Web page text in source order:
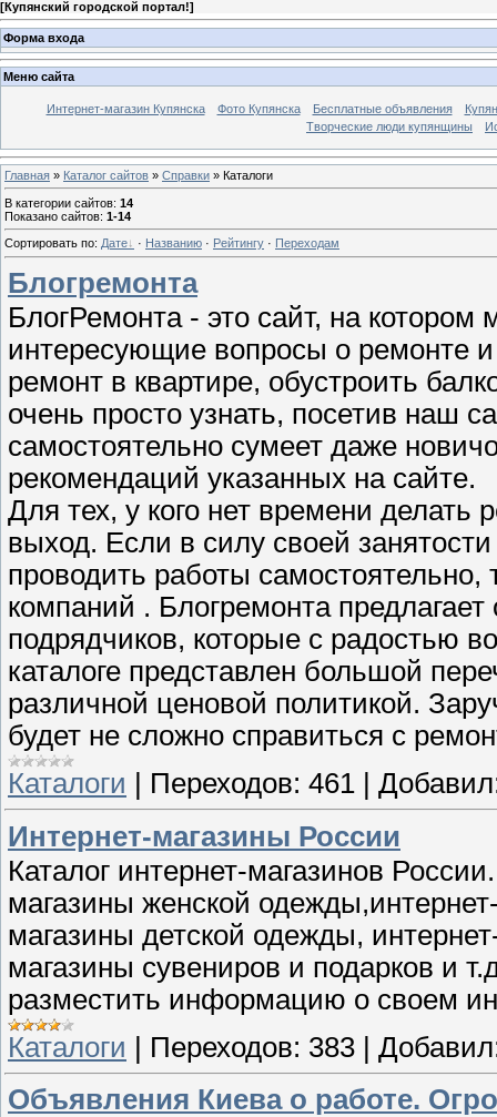
[Купянский городской портал!]
Форма входа
Меню сайта
Интернет-магазин Купянска Фото Купянска Бесплатные объявления
Творческие люди купянщины
Главная » Каталог сайтов » Справки » Каталоги
В категории сайтов: 14
Показано сайтов: 1-14
Сортировать по: Дате · Названию · Рейтингу · Переходам
Блогремонта
БлогРемонта - это сайт, на
интересующие вопросы о ремонте и
ремонт в квартире, обустроить
очень просто узнать, посетив наш
самостоятельно сумеет даже
рекомендаций указанных на сайте.
Для тех, у кого нет времени
выход. Если в силу своей
проводить работы
компаний . Блогремонта
подрядчиков, которые с радостью
каталоге представлен большой
различной ценовой политикой.
будет не сложно справиться с
Каталоги
Переходов: 461
Интернет-магазины России
Каталог интернет-магазинов
магазины женской
магазины детской одежды,
магазины сувениров и подарков и
разместить информацию о своем
Каталоги | Переходов: 383 |
Объявления Киева о работе.